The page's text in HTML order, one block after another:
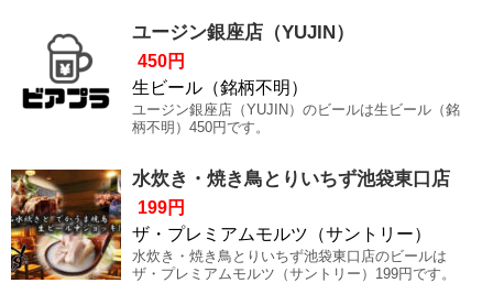
ユージン銀座店（YUJIN）
450円
生ビール（銘柄不明）
ユージン銀座店（YUJIN）のビールは生ビール（銘
柄不明）450円です。
水炊き・焼き鳥とりいちず池袋東口店
199円
ザ・プレミアムモルツ（サントリー）
水炊き・焼き鳥とりいちず池袋東口店のビールは
ザ・プレミアムモルツ（サントリー）199円です。